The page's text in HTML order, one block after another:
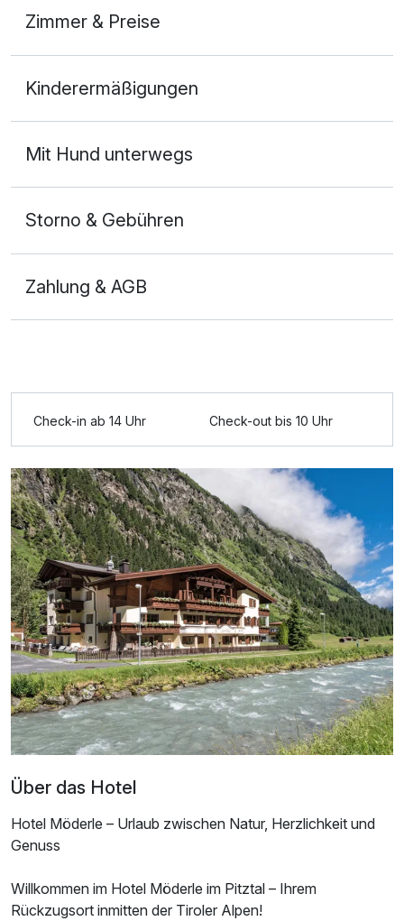
Zimmer & Preise
2 Erwachsene und 2 Kinder
Ausstattung
Für 3 Tage p.P. ab193,00 €
Einzelzimmer Klassik
Kinderermäßigungen
Mit Hund unterwegs
Storno & Gebühren
Zahlung & AGB
Check-in ab 14 Uhr Check-out bis 10 Uhr
Über das Hotel
Hotel Möderle – Urlaub zwischen Natur, Herzlichkeit und
Genuss
Willkommen im Hotel Möderle im Pitztal – Ihrem
Rückzugsort inmitten der Tiroler Alpen!